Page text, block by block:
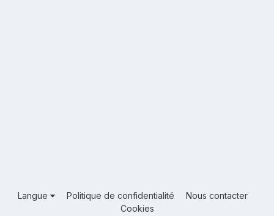
Langue Politique de confidentialité
Nous contacter
Cookies